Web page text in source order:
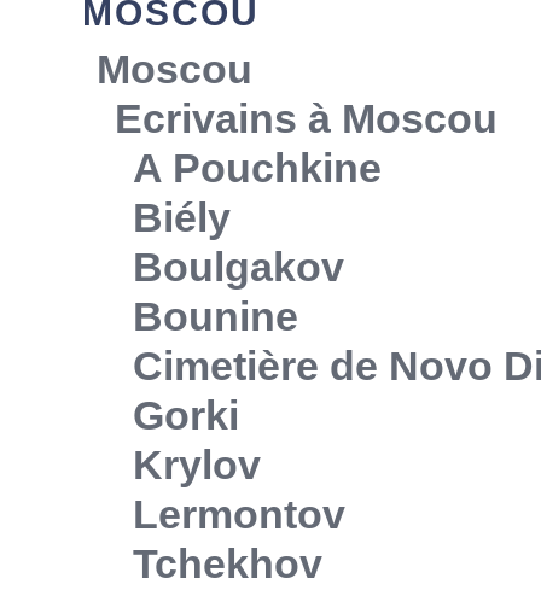
MOSCOU
Moscou
Ecrivains à Moscou
A Pouchkine
Biély
Boulgakov
Bounine
Cimetière de Novo
Gorki
Krylov
Lermontov
Tchekhov